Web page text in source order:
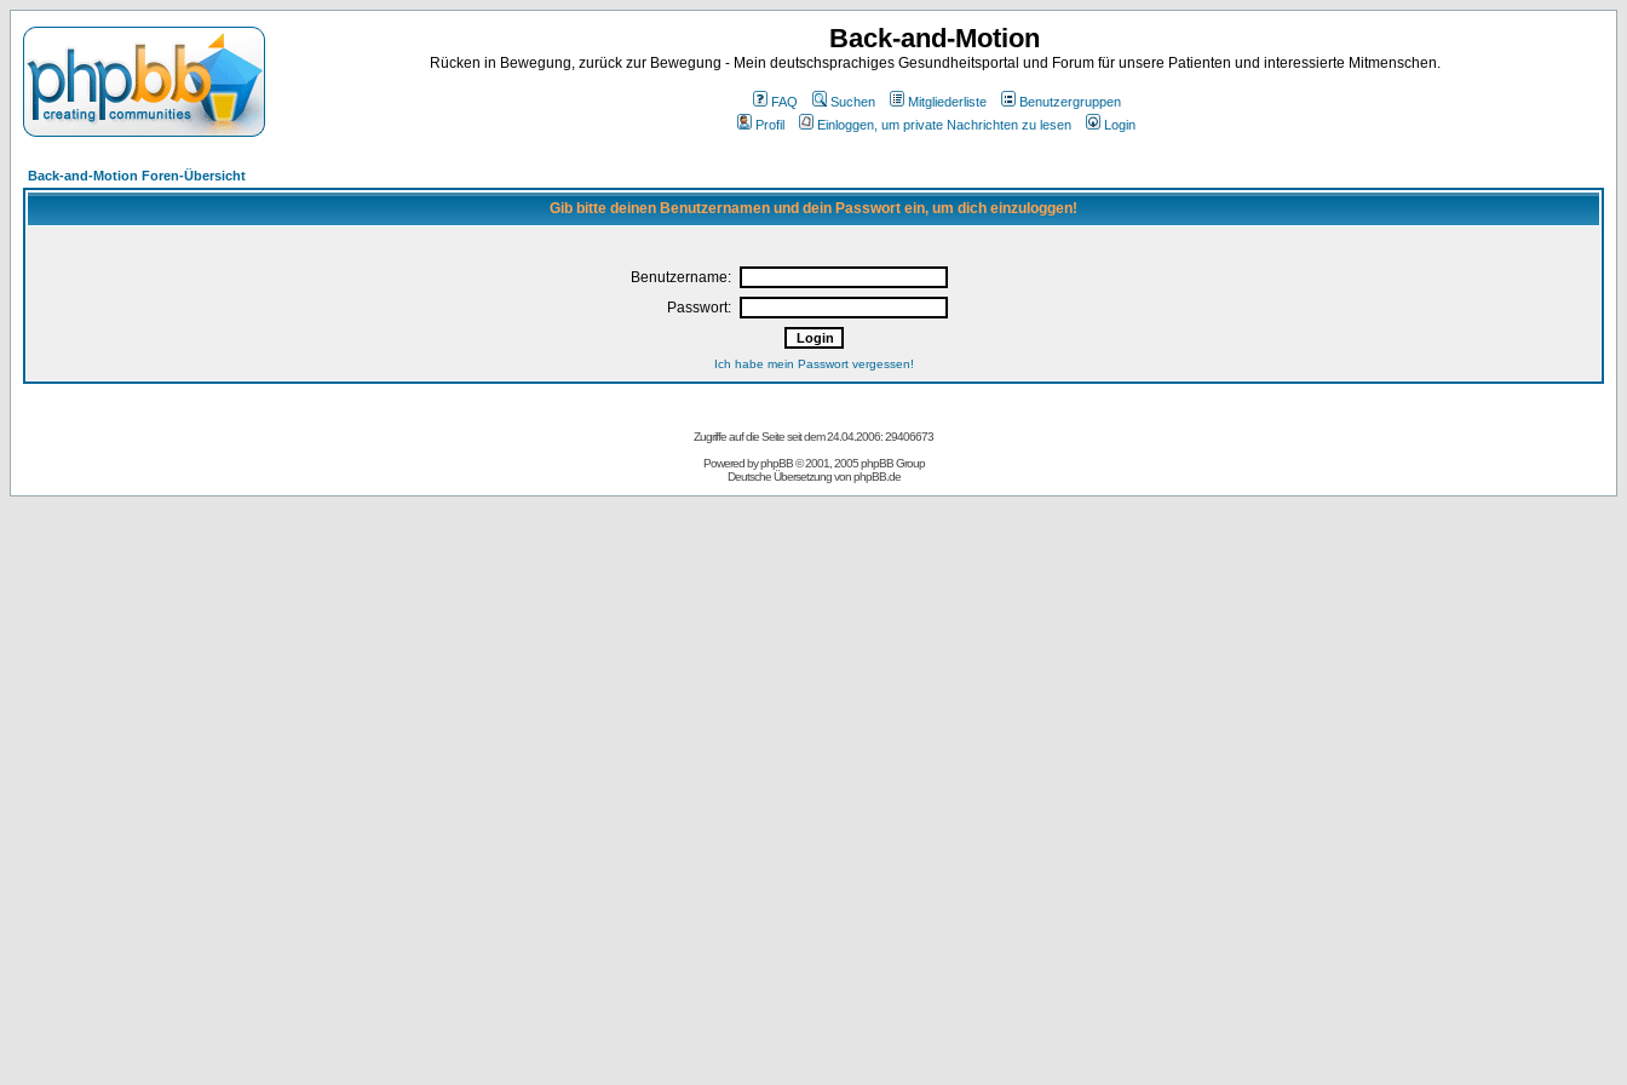
Back-and-Motion
Rücken in Bewegung, zurück zur Bewegung - Mein deutschsprachiges Gesundheitsportal und Forum für unsere Patienten und interessierte Mitmenschen.
FAQ Suchen Mitgliederliste
Benutzergruppen
Profil
Einloggen, um private Nachrichten zu lesen Login
Back-and-Motion Foren-Übersicht
Gib bitte deinen Benutzernamen und dein Passwort ein, um dich einzuloggen!
Benutzername:
Passwort:
Ich habe mein Passwort vergessen!
Zugriffe auf die Seite seit dem 24.04.2006: 29406673
Powered byphpBB© 2001, 2005 phpBB Group
Deutsche Übersetzung vonphpBB.de